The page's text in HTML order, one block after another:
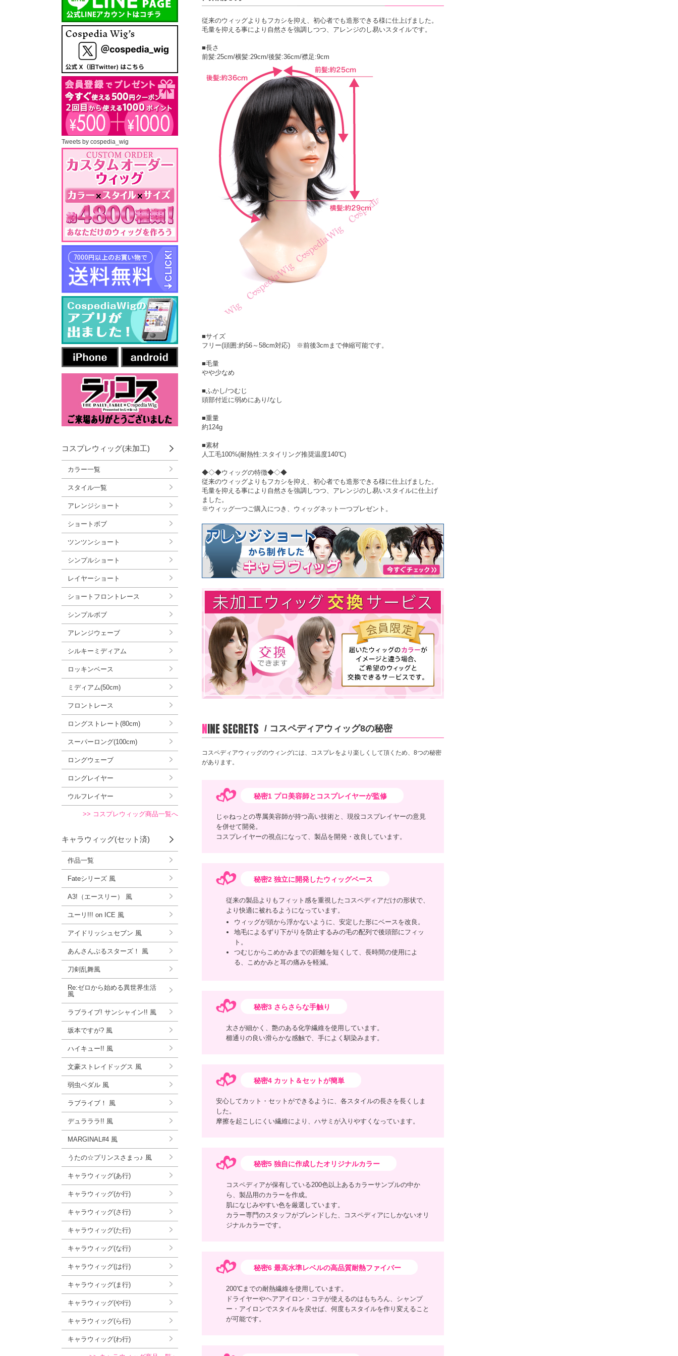
従来のウィッグよりもフカシを抑え、初心者でも造形できる様に仕上げました。
毛量を抑える事により自然さを強調しつつ、アレンジのし易いスタイルです。
■長さ
前髪:25cm/横髪:29cm/後髪:36cm/襟足:9cm
■サイズ
フリー(頭囲:約56～58cm対応) ※前後3cmまで伸縮可能です。
■毛量
やや少なめ
■ふかし/つむじ
頭部付近に弱めにあり/なし
■重量
約124g
■素材
人工毛100%(耐熱性:スタイリング推奨温度140℃)
◆◇◆ウィッグの特徴◆◇◆
従来のウィッグよりもフカシを抑え、初心者でも造形できる様に仕上げました。
毛量を抑える事により自然さを強調しつつ、アレンジのし易いスタイルに仕上げ
ました。
※ウィッグ一つご購入につき、ウィッグネット一つプレゼント。
NINE SECRETS / コスペディアウィッグ8の秘密
コスペディアウィッグのウィングには、コスプレをより楽しくして頂くため、8つの秘密
があります。
秘密1 プロ美容師とコスプレイヤーが監修
じゃねっとの専属美容師が持つ高い技術と、現役コスプレイヤーの意見
を併せて開発。
コスプレイヤーの視点になって、製品を開発・改良しています。
秘密2 独立に開発したウィッグベース
従来の製品よりもフィット感を重視したコスペディアだけの形状で、
より快適に被れるようになっています。
ウィッグが頭から浮かないように、安定した形にベースを改良。
地毛によるずり下がりを防止するみの毛の配列で後頭部にフィッ
ト。
つむじからこめかみまでの距離を短くして、長時間の使用によ
る、こめかみと耳の痛みを軽減。
秘密3 さらさらな手触り
太さが細かく、艶のある化学繊維を使用しています。
櫛通りの良い滑らかな感触で、手によく馴染みます。
秘密4 カット＆セットが簡単
安心してカット・セットができるように、各スタイルの長さを長くしま
した。
摩擦を起こしにくい繊維により、ハサミが入りやすくなっています。
秘密5 独自に作成したオリジナルカラー
コスペディアが保有している200色以上あるカラーサンプルの中か
ら、製品用のカラーを作成。
肌になじみやすい色を厳選しています。
カラー専門のスタッフがブレンドした、コスペディアにしかないオリ
ジナルカラーです。
秘密6 最高水準レベルの高品質耐熱ファイバー
200℃までの耐熱繊維を使用しています。
ドライヤーやヘアアイロン・コテが使えるのはもちろん、シャンプ
ー・アイロンでスタイルを戻せば、何度もスタイルを作り変えること
が可能です。
Tweets by cospedia_wig
コスプレウィッグ(未加工)
カラー一覧
スタイル一覧
アレンジショート
ショートボブ
ツンツンショート
シンプルショート
レイヤーショート
ショートフロントレース
シンプルボブ
アレンジウェーブ
シルキーミディアム
ロッキンベース
ミディアム(50cm)
フロントレース
ロングストレート(80cm)
スーパーロング(100cm)
ロングウェーブ
ロングレイヤー
ウルフレイヤー
>> コスプレウィッグ商品一覧へ
キャラウィッグ(セット済)
作品一覧
Fateシリーズ 風
A3!（エースリー） 風
ユーリ!!! on ICE 風
アイドリッシュセブン 風
あんさんぶるスターズ！ 風
刀剣乱舞風
Re:ゼロから始める異世界生活
風
ラブライブ! サンシャイン!! 風
坂本ですが? 風
ハイキュー!! 風
文豪ストレイドッグス 風
弱虫ペダル 風
ラブライブ！ 風
デュラララ!! 風
MARGINAL#4 風
うたの☆プリンスさまっ♪ 風
キャラウィッグ(あ行)
キャラウィッグ(か行)
キャラウィッグ(さ行)
キャラウィッグ(た行)
キャラウィッグ(な行)
キャラウィッグ(は行)
キャラウィッグ(ま行)
キャラウィッグ(や行)
キャラウィッグ(ら行)
キャラウィッグ(わ行)